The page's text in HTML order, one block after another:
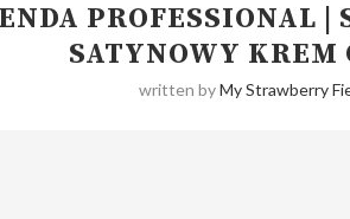
PROFESSIONAL |
SATYNOWY KREM
written byMy Strawberry